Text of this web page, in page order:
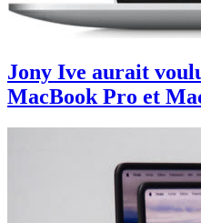
Jony Ive aurait
MacBook Pro et